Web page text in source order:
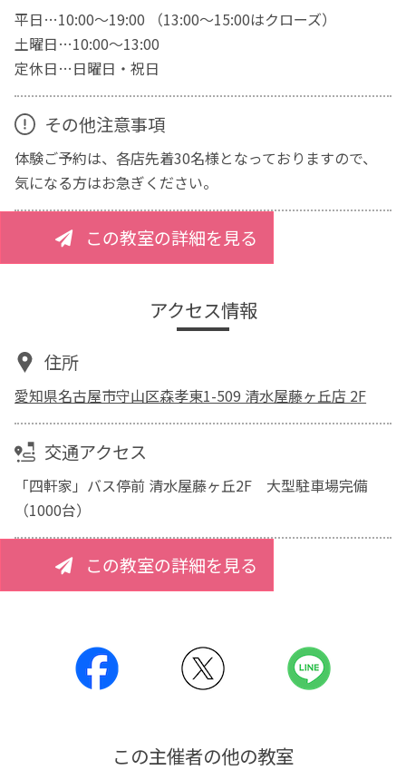
平日…10:00～19:00 （13:00～15:00はクローズ）
土曜日…10:00～13:00
定休日…日曜日・祝日
その他注意事項
体験ご予約は、各店先着30名様となっておりますので、
気になる方はお急ぎください。
この教室の詳細を見る
アクセス情報
住所
愛知県名古屋市守山区森孝東1-509 清水屋藤ヶ丘店 2F
交通アクセス
「四軒家」バス停前 清水屋藤ヶ丘2F 大型駐車場完備
（1000台）
この教室の詳細を見る
この主催者の他の教室